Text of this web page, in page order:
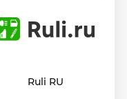
Ruli RU